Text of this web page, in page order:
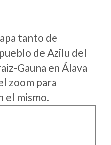
tanto de
de Azilu del
Gauna en Álava
zoom para
el mismo.